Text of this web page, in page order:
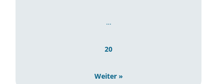
…
20
Weiter »